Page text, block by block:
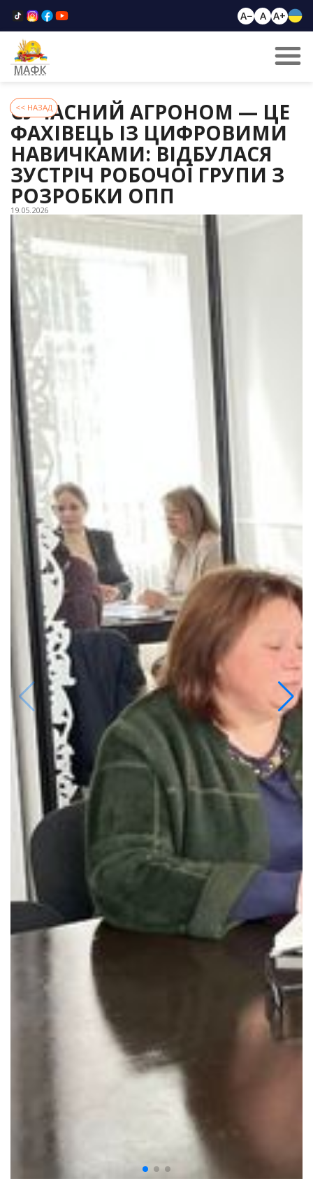
A− A A+
МАФК
<< НАЗАД
СУЧАСНИЙ АГРОНОМ — ЦЕ
ФАХІВЕЦЬ ІЗ ЦИФРОВИМИ
НАВИЧКАМИ: ВІДБУЛАСЯ
ЗУСТРІЧ РОБОЧОЇ ГРУПИ З
РОЗРОБКИ ОПП
19.05.2026